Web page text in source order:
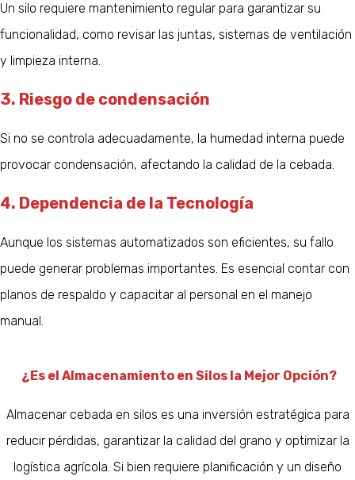
Un silo requiere mantenimiento regular para garantizar su
funcionalidad, como revisar las juntas, sistemas de ventilación
y limpieza interna.
3. Riesgo de condensación
Si no se controla adecuadamente, la humedad interna puede
provocar condensación, afectando la calidad de la cebada.
4. Dependencia de la Tecnología
Aunque los sistemas automatizados son eficientes, su fallo
puede generar problemas importantes. Es esencial contar con
planos de respaldo y capacitar al personal en el manejo
manual.
¿Es el Almacenamiento en Silos la Mejor Opción?
Almacenar cebada en silos es una inversión estratégica para
reducir pérdidas, garantizar la calidad del grano y optimizar la
logística agrícola. Si bien requiere planificación y un diseño